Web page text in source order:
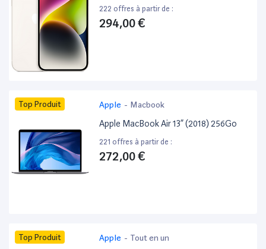
222 offres à partir de :
294,00 €
Top Produit Apple - Macbook
Apple MacBook Air 13” (2018) 256Go
221 offres à partir de :
272,00 €
Top Produit Apple - Tout en un